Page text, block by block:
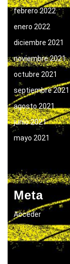
febrero 2022
enero 2022
diciembre 2021
noviembre 2021
octubre 2021
septiembre 2021
agosto 2021
junio 2021
mayo 2021
Meta
Acceder